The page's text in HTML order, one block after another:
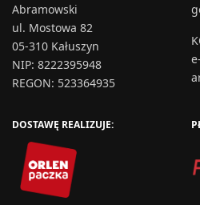
Abramowski
ul. Mostowa 82
05-310 Kałuszyn
NIP: 8222395948
REGON: 523364935
DOSTAWĘ REALIZUJE: